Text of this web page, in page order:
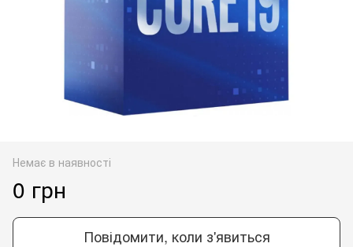
Немає в наявності
0 грн
Повідомити, коли з'явиться